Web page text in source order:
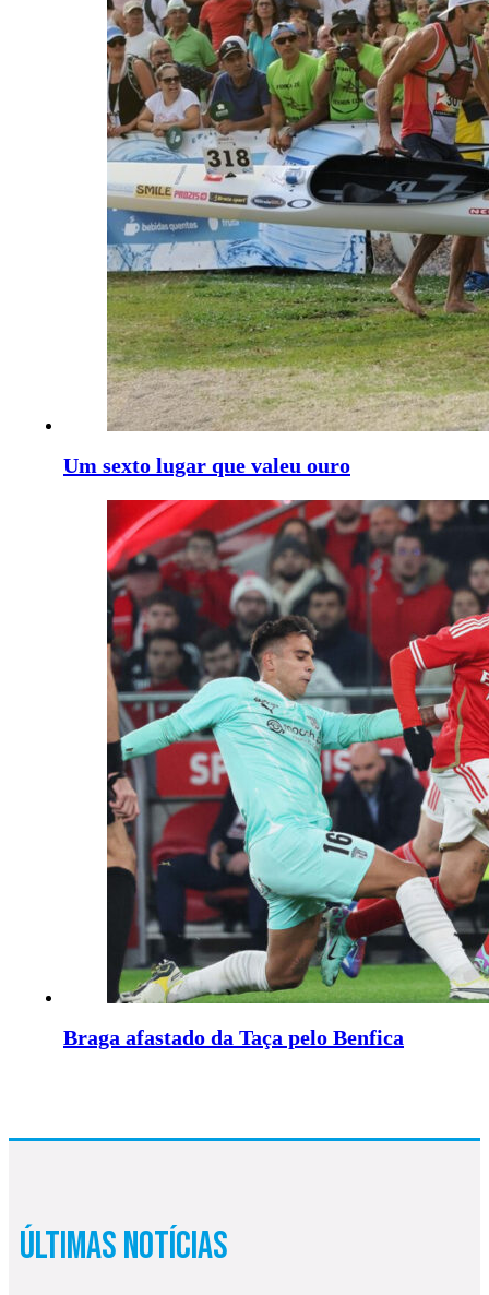
Um sexto lugar que valeu ouro
Braga afastado da Taça pelo Benfica
Últimas Notícias